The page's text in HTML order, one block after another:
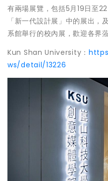
有兩場展覽，包括5月19日至
「新一代設計展」中的展出
系館舉行的校內展，歡迎各界蒞
Kun Shan University：
ws/detail/13226